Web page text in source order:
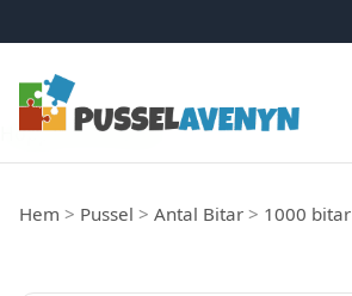
Hoppa till innehåll
Hem > Pussel > Antal Bitar > 1000 bitar